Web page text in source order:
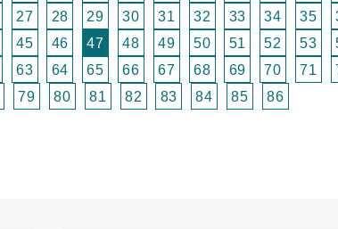
27 28 29 30 31 32 33 34 35
45 46 47 48 49 50 51 52 53
63 64 65 66 67 68 69 70 71
79 80 81 82 83 84 85 86